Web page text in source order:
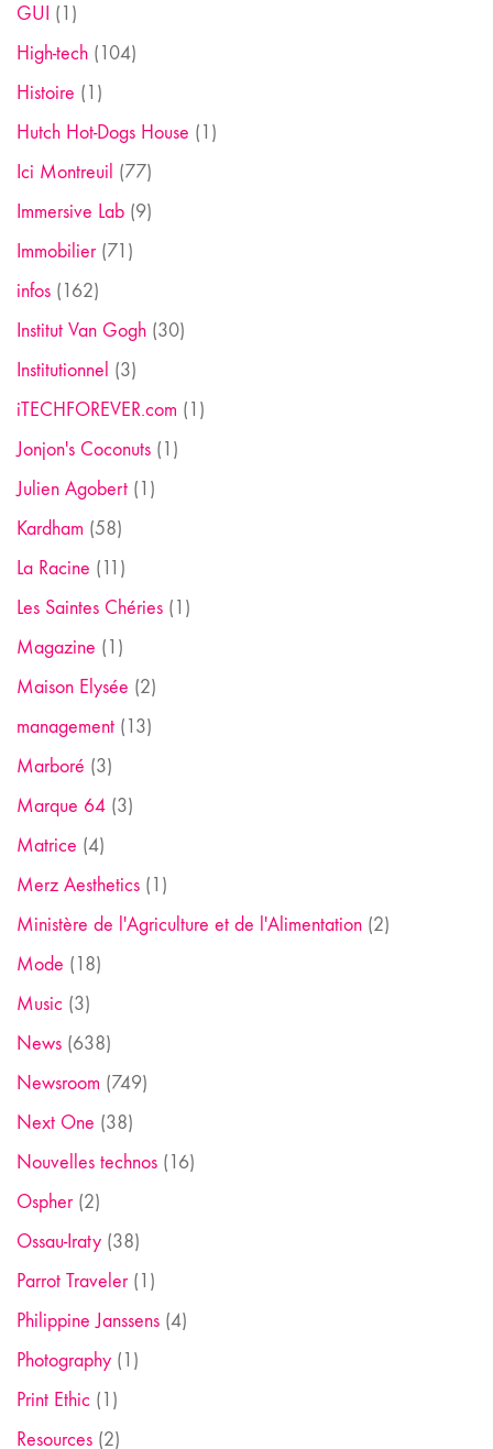
GUI (1)
High-tech (104)
Histoire (1)
Hutch Hot-Dogs House (1)
Ici Montreuil (77)
Immersive Lab (9)
Immobilier(71)
infos (162)
Institut Van Gogh (30)
Institutionnel (3)
iTECHFOREVER.com (1)
Jonjon's Coconuts (1)
Julien Agobert (1)
Kardham (58)
La Racine (11)
Les Saintes Chéries (1)
Magazine (1)
Maison Elysée (2)
management (13)
Marboré (3)
Marque 64 (3)
Matrice (4)
Merz Aesthetics (1)
Ministère de l'Agriculture et de l'Alimentation (2)
Mode (18)
Music (3)
News (638)
Newsroom (749)
Next One (38)
Nouvelles technos (16)
Ospher(2)
Ossau-Iraty (38)
Parrot Traveler(1)
Philippine Janssens (4)
Photography (1)
Print Ethic (1)
Resources (2)